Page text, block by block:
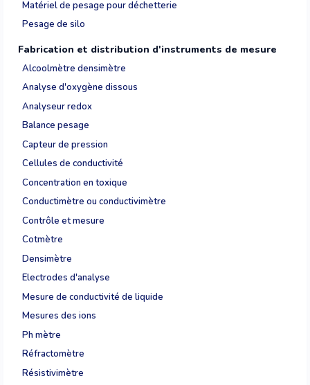
Matériel de pesage pour déchetterie
Pesage de silo
Fabrication et distribution d'instruments de mesure
Alcoolmètre densimètre
Analyse d'oxygène dissous
Analyseur redox
Balance pesage
Capteur de pression
Cellules de conductivité
Concentration en toxique
Conductimètre ou conductivimètre
Contrôle et mesure
Cotmètre
Densimètre
Electrodes d'analyse
Mesure de conductivité de liquide
Mesures des ions
Ph mètre
Réfractomètre
Résistivimètre